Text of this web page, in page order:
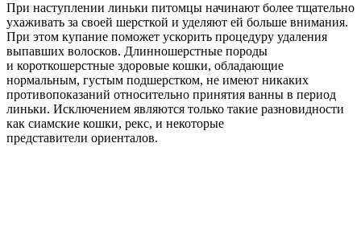
При наступлении линьки питомцы начинают более тщательно
ухаживать за своей шерсткой и уделяют ей больше внимания.
При этом купание поможет ускорить процедуру удаления
выпавших волосков. Длинношерстные породы
и короткошерстные здоровые кошки, обладающие
нормальным, густым подшерстком, не имеют никаких
противопоказаний относительно принятия ванны в период
линьки. Исключением являются только такие разновидности
как сиамские кошки, рекс, и некоторые
представители ориенталов.